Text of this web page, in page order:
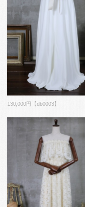
130,000円【db0003】